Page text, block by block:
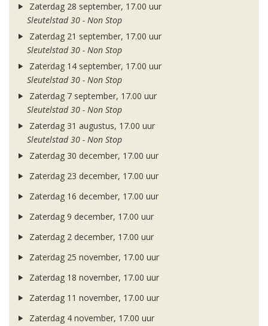
Zaterdag 28 september, 17.00 uur
Sleutelstad 30 - Non Stop
Zaterdag 21 september, 17.00 uur
Sleutelstad 30 - Non Stop
Zaterdag 14 september, 17.00 uur
Sleutelstad 30 - Non Stop
Zaterdag 7 september, 17.00 uur
Sleutelstad 30 - Non Stop
Zaterdag 31 augustus, 17.00 uur
Sleutelstad 30 - Non Stop
Zaterdag 30 december, 17.00 uur
Zaterdag 23 december, 17.00 uur
Zaterdag 16 december, 17.00 uur
Zaterdag 9 december, 17.00 uur
Zaterdag 2 december, 17.00 uur
Zaterdag 25 november, 17.00 uur
Zaterdag 18 november, 17.00 uur
Zaterdag 11 november, 17.00 uur
Zaterdag 4 november, 17.00 uur